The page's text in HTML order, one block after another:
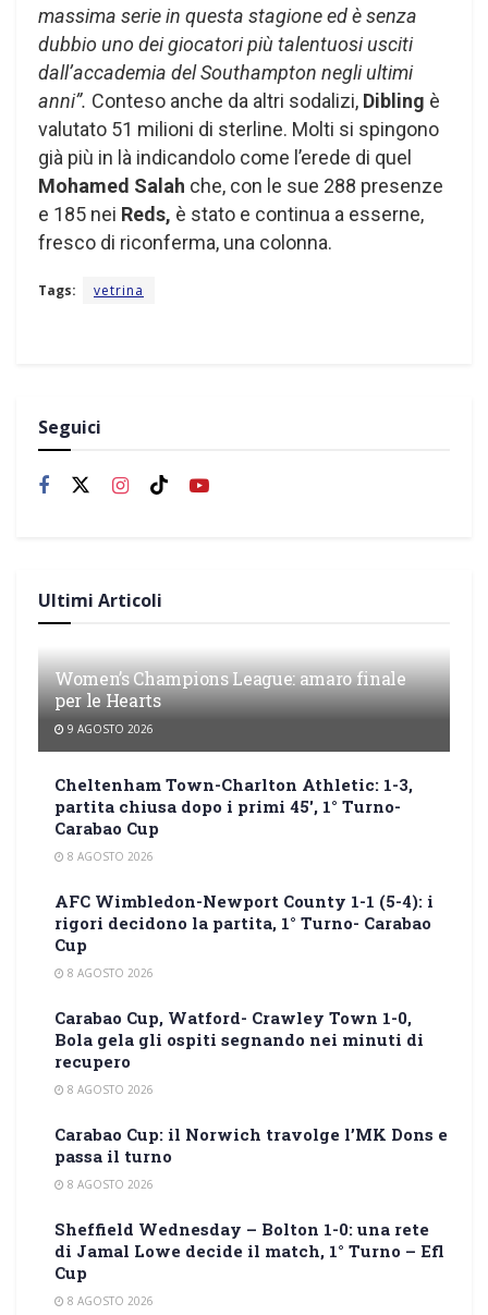
massima serie in questa stagione ed è senza
dubbio uno dei giocatori più talentuosi usciti
dall’accademia del Southampton negli ultimi
anni”. Conteso anche da altri sodalizi, Dibling è
valutato 51 milioni di sterline. Molti si spingono
già più in là indicandolo come l’erede di quel
Mohamed Salah che, con le sue 288 presenze
e 185 nei Reds, è stato e continua a esserne,
fresco di riconferma, una colonna.
Tags: vetrina
Seguici
Ultimi Articoli
Women’s Champions League: amaro finale
per le Hearts
9 AGOSTO 2026
Cheltenham Town-Charlton Athletic: 1-3,
partita chiusa dopo i primi 45′, 1° Turno-
Carabao Cup
8 AGOSTO 2026
AFC Wimbledon-Newport County 1-1 (5-4): i
rigori decidono la partita, 1° Turno- Carabao
Cup
8 AGOSTO 2026
Carabao Cup, Watford- Crawley Town 1-0,
Bola gela gli ospiti segnando nei minuti di
recupero
8 AGOSTO 2026
Carabao Cup: il Norwich travolge l’MK Dons e
passa il turno
8 AGOSTO 2026
Sheffield Wednesday – Bolton 1-0: una rete
di Jamal Lowe decide il match, 1° Turno – Efl
Cup
8 AGOSTO 2026